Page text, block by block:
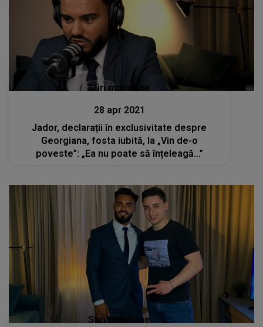
Stiri mondene
28 apr 2021
Jador, declarații în exclusivitate despre
Georgiana, fosta iubită, la „Vin de-o
poveste”: „Ea nu poate să înțeleagă...”
Stiri mondene